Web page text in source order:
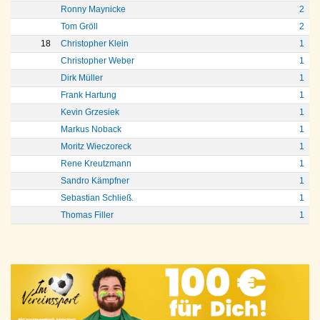
Ronny Maynicke
2
Tom Gröll
2
18
Christopher Klein
1
Christopher Weber
1
Dirk Müller
1
Frank Hartung
1
Kevin Grzesiek
1
Markus Noback
1
Moritz Wieczoreck
1
Rene Kreutzmann
1
Sandro Kämpfner
1
Sebastian Schließ.
1
Thomas Filler
1